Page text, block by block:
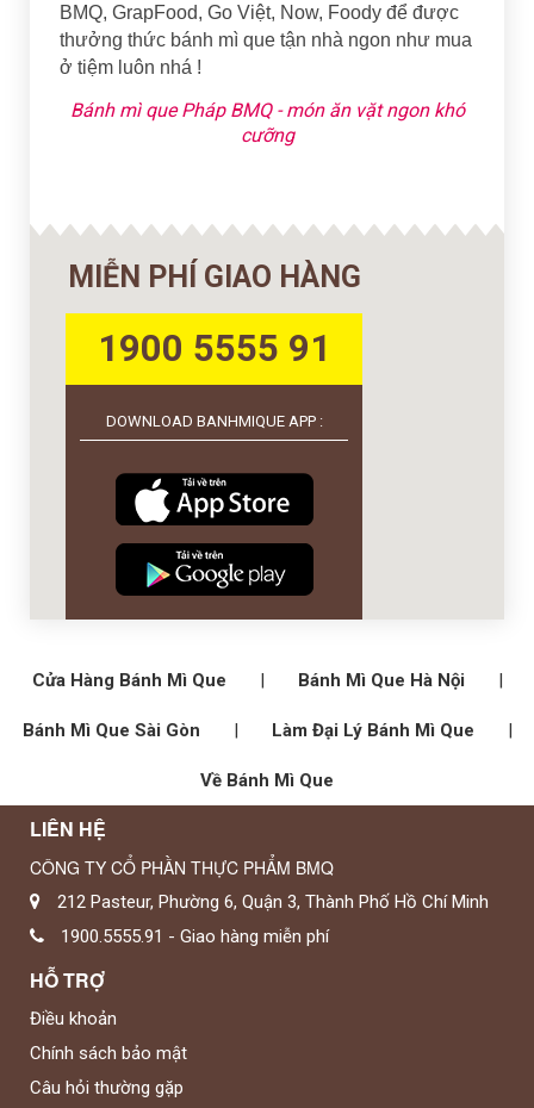
BMQ, GrapFood, Go Việt, Now, Foody để được
thưởng thức bánh mì que tận nhà ngon như mua
ở tiệm luôn nhá !
Bánh mì que Pháp BMQ - món ăn vặt ngon khó
cưỡng
MIỄN PHÍ GIAO HÀNG
1900 5555 91
DOWNLOAD BANHMIQUE APP :
Cửa Hàng Bánh Mì Que | Bánh Mì Que Hà Nội |
Bánh Mì Que Sài Gòn | Làm Đại Lý Bánh Mì Que |
Về Bánh Mì Que
LIÊN HỆ
CÔNG TY CỔ PHẦN THỰC PHẨM BMQ
212 Pasteur, Phường 6, Quận 3, Thành Phố Hồ Chí Minh
1900.5555.91 - Giao hàng miễn phí
HỖ TRỢ
Điều khoản
Chính sách bảo mật
Câu hỏi thường gặp